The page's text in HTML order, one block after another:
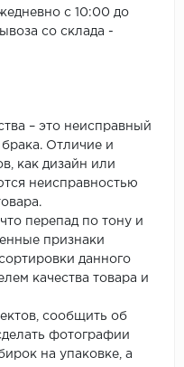
с 10:00 до
со склада -
– это неисправный
Отличие и
как дизайн или
неисправностью
перепад по тону и
признаки
данного
качества товара и
сообщить об
фотографии
на упаковке, а